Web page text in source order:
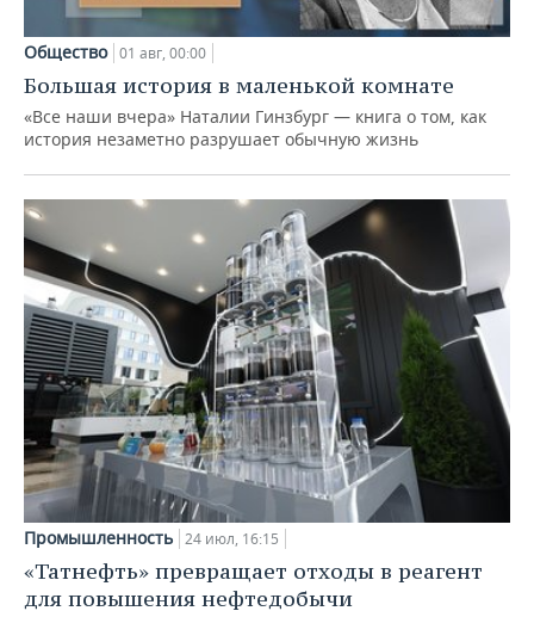
Общество 01 авг, 00:00
Большая история в маленькой комнате
«Все наши вчера» Наталии Гинзбург — книга о том, как
история незаметно разрушает обычную жизнь
Промышленность 24 июл, 16:15
«Татнефть» превращает отходы в реагент
для повышения нефтедобычи